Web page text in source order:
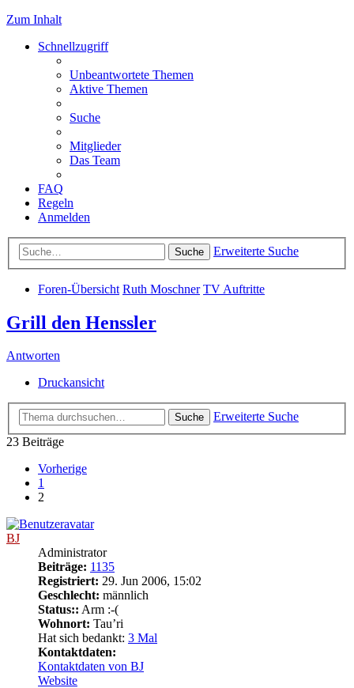
Zum Inhalt
Schnellzugriff
Unbeantwortete Themen
Aktive Themen
Suche
Mitglieder
Das Team
FAQ
Regeln
Anmelden
Suche Erweiterte Suche
Foren-Übersicht Ruth Moschner TV Auftritte
Grill den Henssler
Antworten
Druckansicht
Suche
Erweiterte Suche
23 Beiträge
Vorherige
1
2
BJ
Administrator
Beiträge: 1135
Registriert: 29. Jun 2006, 15:02
Geschlecht: männlich
Status:: Arm :-(
Wohnort: Tau’ri
Hat sich bedankt: 3 Mal
Kontaktdaten:
Kontaktdaten von BJ
Website